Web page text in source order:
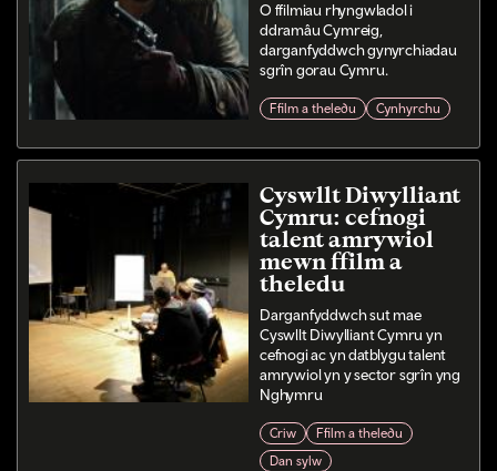
O ffilmiau rhyngwladol i
ddramâu Cymreig,
darganfyddwch gynyrchiadau
sgrîn gorau Cymru.
Ffilm a theledu Cynhyrchu
Cyswllt Diwylliant
Cymru: cefnogi
talent amrywiol
mewn ffilm a
theledu
Darganfyddwch sut mae
Cyswllt Diwylliant Cymru yn
cefnogi ac yn datblygu talent
amrywiol yn y sector sgrîn yng
Nghymru
Criw
Ffilm a theledu
Dan sylw